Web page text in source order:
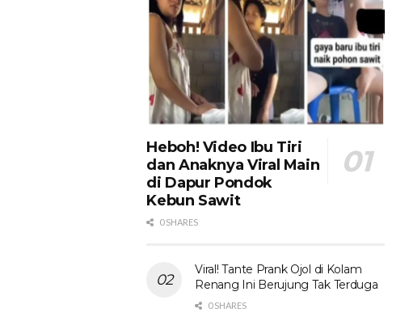
Heboh! Video Ibu Tiri
dan Anaknya Viral Main
di Dapur Pondok
Kebun Sawit
0 SHARES
Viral! Tante Prank Ojol di Kolam
Renang Ini Berujung Tak Terduga
0 SHARES